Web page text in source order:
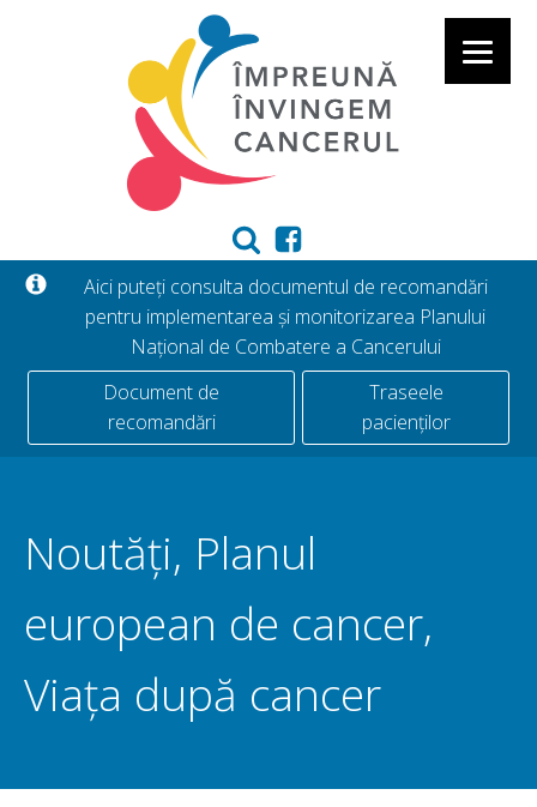
Aici puteți consulta documentul de recomandări
pentru implementarea și monitorizarea Planului
Național de Combatere a Cancerului
Document de
recomandări
Traseele
pacienților
Noutăți, Planul
european de cancer,
Viața după cancer